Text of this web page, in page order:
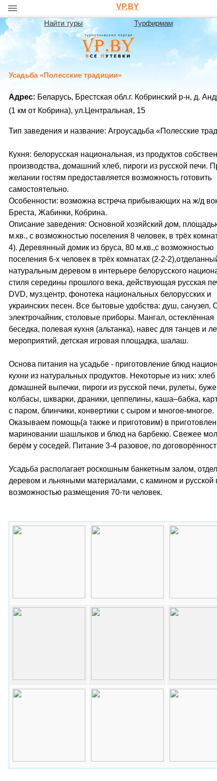
VP.BY
Найти туры Турфирмам
Усадьба «Полесские традиции»
Адрес: Беларусь, Брестская обл.г. Кобринский р-н, д.
(1 км от Кобрина), ул.Центральная, 15
Тип заведения и название: Агроусадьба «Полесские
Кухня: белорусская национальная, из продуктов
производства, домашний хлеб, пироги из русской печи.
желании гостям предоставляется возможность готовить
самостоятельно.
Особенности: возможна встреча прибывающих на ж/д
Бреста, Жабинки, Кобрина.
Описание заведения: Основной хозяйский дом,
м.кв., с возможностью поселения 8 человек, в трёх
4). Деревянный домик из бруса, 80 м.кв.,с возможностью
поселения 6-х человек в трёх комнатах (2-2-
натуральным деревом в интерьере белорусского
стиля середины прошлого века, действующая русская
DVD, муз.центр, фонотека национальных белорусских и
украинских песен. Все бытовые удобства: душ, санузел,
электрочайник, столовые приборы. Мангал, остеклённая
беседка, полевая кухня (альтанка), навес для танцев и
мероприятий, детская игровая площадка, шалаш.
Основа питания на усадьбе - приготовление блюд
кухни из натуральных продуктов. Некоторые из них: хлеб
домашней выпечки, пироги из русской печи, рулеты,
колбасы, шкварки, драники, цеппелины, каша–бабка,
с паром, блинчики, конвертики с сыром и многое-многое.
Оказываем помощь(а также и приготовим) в
мариновании шашлыков и блюд на барбекю. Свежее
берём у соседей. Питание 3-4 разовое, по
Усадьба располагает роскошным банкетным залом,
деревом и льняными материалами, с камином и русской
возможностью размещения 70-ти человек.